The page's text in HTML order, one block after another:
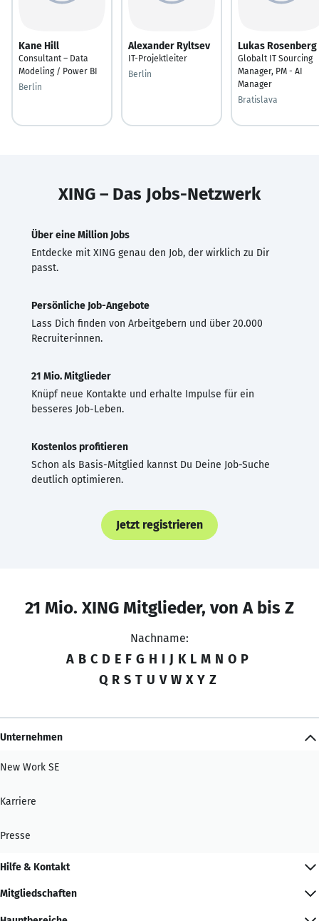
Kane Hill
Consultant – Data
Modeling / Power BI
Berlin
Alexander Ryltsev
IT-Projektleiter
Berlin
Lukas Rosenberg
Globalt IT Sourcing
Manager, PM - AI
Manager
Bratislava
XING – Das Jobs-Netzwerk
Über eine Million Jobs
Entdecke mit XING genau den Job, der wirklich zu Dir
passt.
Persönliche Job-Angebote
Lass Dich finden von Arbeitgebern und über 20.000
Recruiter·innen.
21 Mio. Mitglieder
Knüpf neue Kontakte und erhalte Impulse für ein
besseres Job-Leben.
Kostenlos profitieren
Schon als Basis-Mitglied kannst Du Deine Job-Suche
deutlich optimieren.
Jetzt registrieren
21 Mio. XING Mitglieder, von A bis Z
Nachname:
A B C D E F G H I J K L M N O P
Q R S T U V W X Y Z
Unternehmen
New Work SE
Karriere
Presse
Hilfe & Kontakt
Mitgliedschaften